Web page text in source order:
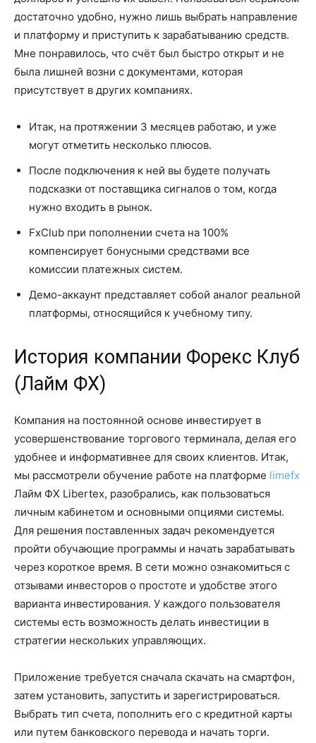
достаточно удобно, нужно лишь выбрать направление
и платформу и приступить к зарабатыванию средств.
Мне понравилось, что счёт был быстро открыт и не
была лишней возни с документами, которая
присутствует в других компаниях.
Итак, на протяжении 3 месяцев работаю, и уже
могут отметить несколько плюсов.
После подключения к ней вы будете получать
подсказки от поставщика сигналов о том, когда
нужно входить в рынок.
FxClub при пополнении счета на 100%
компенсирует бонусными средствами все
комиссии платежных систем.
Демо-аккаунт представляет собой аналог реальной
платформы, относящийся к учебному типу.
История компании Форекс Клуб
(Лайм ФХ)
Компания на постоянной основе инвестирует в
усовершенствование торгового терминала, делая его
удобнее и информативнее для своих клиентов. Итак,
мы рассмотрели обучение работе на платформе limefx
Лайм ФХ Libertex, разобрались, как пользоваться
личным кабинетом и основными опциями системы.
Для решения поставленных задач рекомендуется
пройти обучающие программы и начать зарабатывать
через короткое время. В сети можно ознакомиться с
отзывами инвесторов о простоте и удобстве этого
варианта инвестирования. У каждого пользователя
системы есть возможность делать инвестиции в
стратегии нескольких управляющих.
Приложение требуется сначала скачать на смартфон,
затем установить, запустить и зарегистрироваться.
Выбрать тип счета, пополнить его с кредитной карты
или путем банковского перевода и начать торги.